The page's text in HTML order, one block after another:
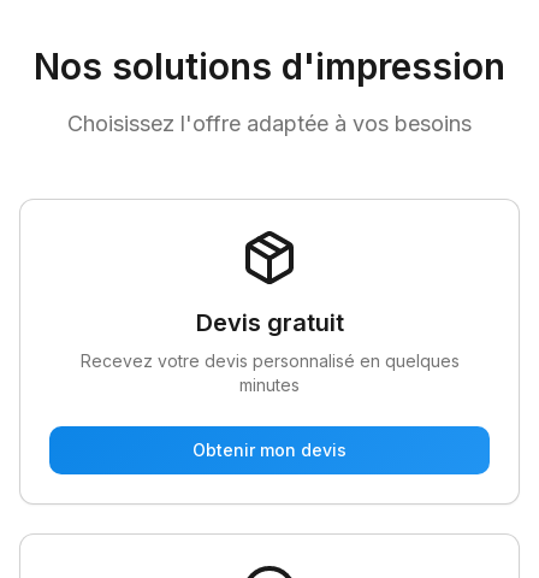
Nos solutions d'impression
Choisissez l'offre adaptée à vos besoins
Devis gratuit
Recevez votre devis personnalisé en quelques
minutes
Obtenir mon devis